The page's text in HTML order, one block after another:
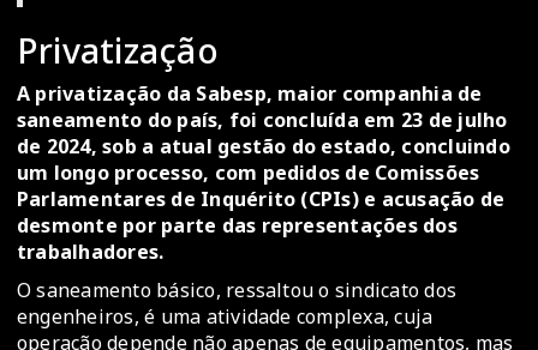
Privatização
A privatização da Sabesp, maior companhia de
saneamento do país, foi concluída em 23 de julho
de 2024, sob a atual gestão do estado, concluindo
um longo processo, com pedidos de Comissões
Parlamentares de Inquérito (CPIs) e acusação de
desmonte por parte das representações dos
trabalhadores.
O saneamento básico, ressaltou o sindicato dos
engenheiros, é uma atividade complexa, cuja
operação depende não apenas de equipamentos, mas